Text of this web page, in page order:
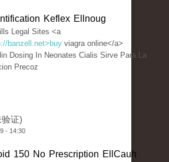
Keflex Ellnoug
Legal Sites <a
banzell.net>buy viagra online</a>
Dosing In Neonates Cialis Sirve Para La
Precoz
证)
- 14:30
150 No Prescription EllCauh